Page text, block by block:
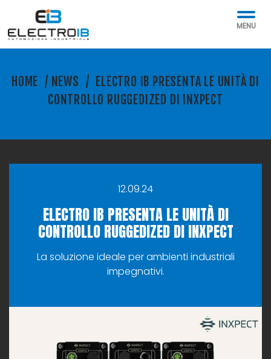
MENU
HOME / NEWS / ELECTRO IB PRESENTA LE UNITÀ DI
CONTROLLO RUGGEDIZED DI INXPECT
12.09.24
ELECTRO IB PRESENTA LE UNITÀ DI
CONTROLLO RUGGEDIZED DI INXPECT
La soluzione ideale per ambienti industriali
impegnativi.